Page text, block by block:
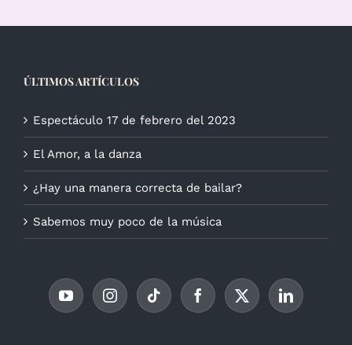
ÚLTIMOS ARTÍCULOS
Espectáculo 17 de febrero del 2023
El Amor, a la danza
¿Hay una manera correcta de bailar?
Sabemos muy poco de la música